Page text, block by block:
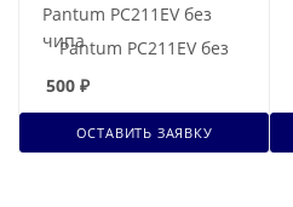
Pantum PC211EV без
чипа
500 ₽
ОСТАВИТЬ ЗАЯВКУ